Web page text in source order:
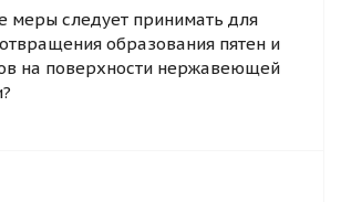
меры следует принимать для
образования пятен и
на поверхности нержавеющей